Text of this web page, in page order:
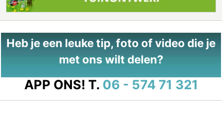
Heb je een leuke tip, foto of video die je
met ons wilt delen?
APP ONS! T. 06 - 574 71 321